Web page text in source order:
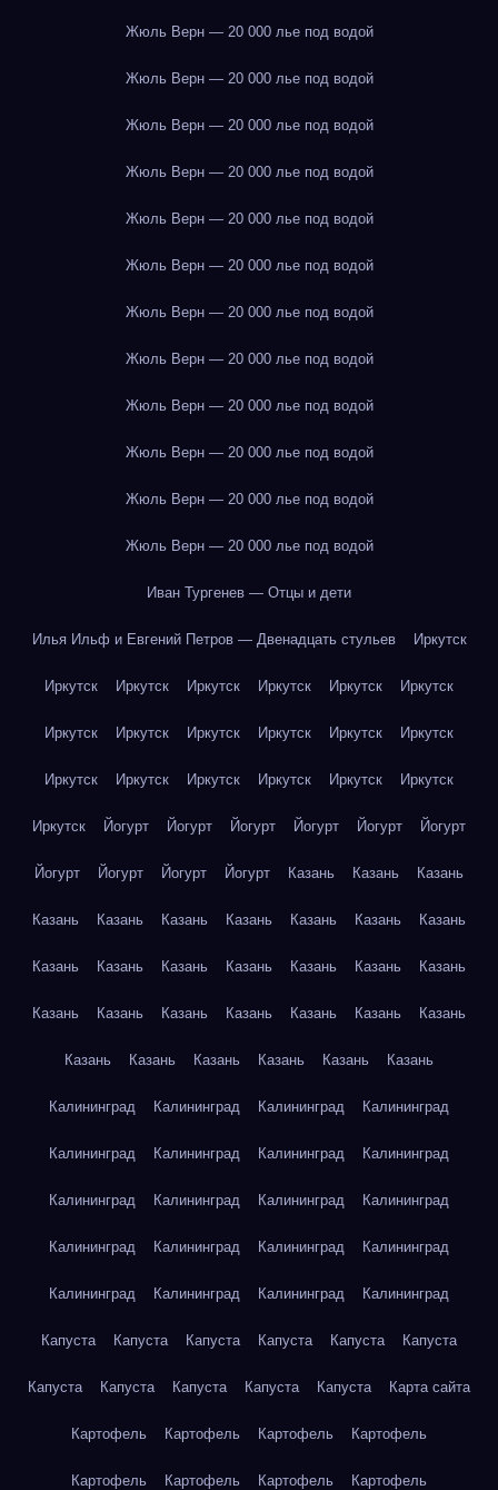
Жюль Верн — 20 000 лье под водой
Жюль Верн — 20 000 лье под водой
Жюль Верн — 20 000 лье под водой
Жюль Верн — 20 000 лье под водой
Жюль Верн — 20 000 лье под водой
Жюль Верн — 20 000 лье под водой
Жюль Верн — 20 000 лье под водой
Жюль Верн — 20 000 лье под водой
Жюль Верн — 20 000 лье под водой
Жюль Верн — 20 000 лье под водой
Жюль Верн — 20 000 лье под водой
Жюль Верн — 20 000 лье под водой
Иван Тургенев — Отцы и дети
Илья Ильф и Евгений Петров — Двенадцать стульев Иркутск
Иркутск Иркутск Иркутск Иркутск Иркутск Иркутск
Иркутск Иркутск Иркутск Иркутск Иркутск Иркутск
Иркутск Иркутск Иркутск Иркутск Иркутск Иркутск
Иркутск Йогурт Йогурт Йогурт Йогурт Йогурт Йогурт
Йогурт Йогурт Йогурт Йогурт Казань Казань Казань
Казань Казань Казань Казань Казань Казань Казань
Казань Казань Казань Казань Казань Казань Казань
Казань Казань Казань Казань Казань Казань Казань
Казань Казань Казань Казань Казань Казань
Калининград Калининград Калининград Калининград
Калининград Калининград Калининград Калининград
Калининград Калининград Калининград Калининград
Калининград Калининград Калининград Калининград
Калининград Калининград Калининград Калининград
Капуста Капуста Капуста Капуста Капуста Капуста
Капуста Капуста Капуста Капуста Капуста Карта сайта
Картофель Картофель Картофель Картофель
Картофель Картофель Картофель Картофель